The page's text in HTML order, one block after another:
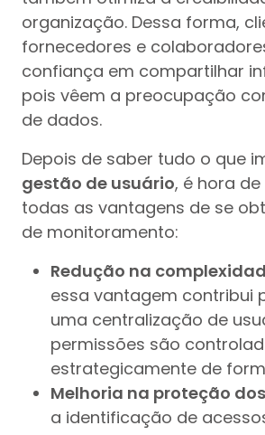
organização. Dessa forma,
fornecedores e
confiança em compartilhar
pois vêem a preocupação
de dados.
Depois de saber tudo o que
gestão de usuário, é hora
todas as vantagens de se
de monitoramento:
Redução na
essa vantagem contribui
uma centralização de
permissões são
estrategicamente de
Melhoria na proteção
a identificação de